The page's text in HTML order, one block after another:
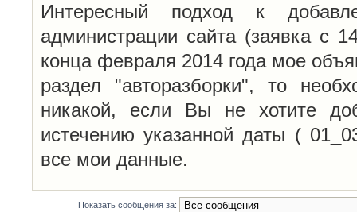
Интересный подход к
администрации сайта (заявка с
конца февраля 2014 года мое
раздел "авторазборки", то
никакой, если Вы не хотите
истечению указанной даты (
все мои данные.
Показать сообщения за: